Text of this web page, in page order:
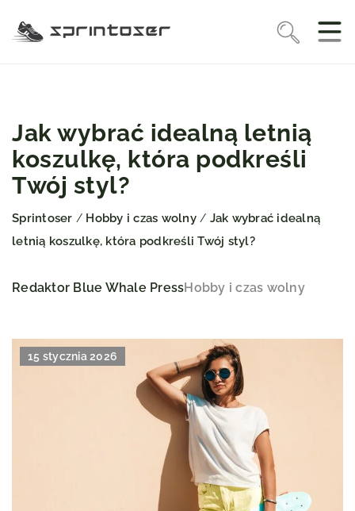
Jak wybrać idealną letnią
koszulkę, która podkreśli
Twój styl?
Sprintoser / Hobby i czas wolny/ Jak wybrać idealną
letnią koszulkę, która podkreśli Twój styl?
Redaktor Blue Whale PressHobby i czas wolny
15 stycznia 2026